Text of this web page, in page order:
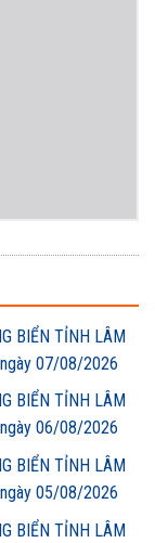
BIỂN TỈNH LÂM
07/08/2026
BIỂN TỈNH LÂM
06/08/2026
BIỂN TỈNH LÂM
05/08/2026
BIỂN TỈNH LÂM